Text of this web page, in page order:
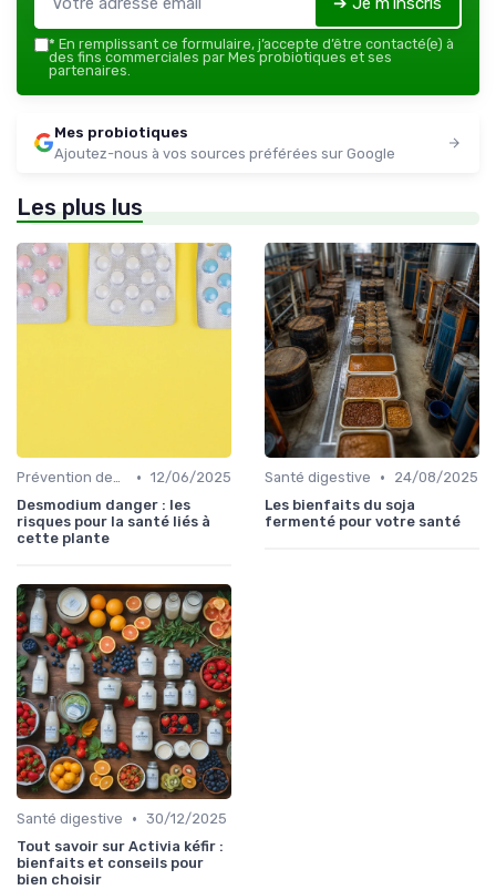
* En remplissant ce formulaire, j’accepte d’être contacté(e) à
des fins commerciales par Mes probiotiques et ses
partenaires.
Mes probiotiques
Ajoutez-nous à vos sources préférées sur Google
Les plus lus
Prévention des maladies • 12/06/2025
Desmodium danger : les
risques pour la santé liés à
cette plante
Santé digestive •
24/08/2025
Les bienfaits du soja
fermenté pour votre santé
Santé digestive • 30/12/2025
Tout savoir sur Activia kéfir :
bienfaits et conseils pour
bien choisir